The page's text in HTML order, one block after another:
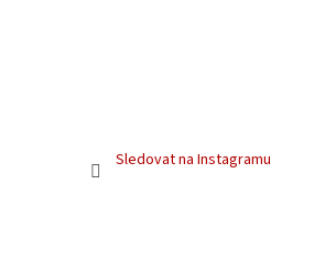
Sledovat na Instagramu